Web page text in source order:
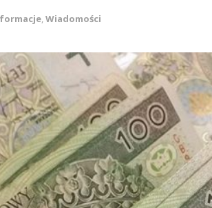
,Wiadomości